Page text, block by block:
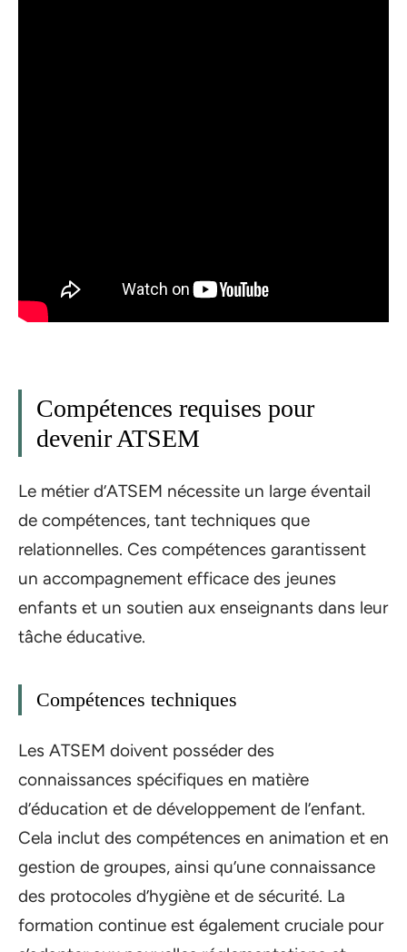
Compétences requises pour
devenir ATSEM
Le métier d’ATSEM nécessite un large éventail
de compétences, tant techniques que
relationnelles. Ces compétences garantissent
un accompagnement efficace des jeunes
enfants et un soutien aux enseignants dans leur
tâche éducative.
Compétences techniques
Les ATSEM doivent posséder des
connaissances spécifiques en matière
d’éducation et de développement de l’enfant.
Cela inclut des compétences en animation et en
gestion de groupes, ainsi qu’une connaissance
des protocoles d’hygiène et de sécurité. La
formation continue est également cruciale pour